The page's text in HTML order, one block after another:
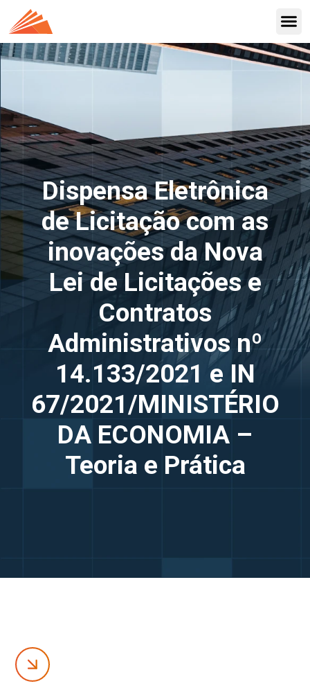
Dispensa Eletrônica
de Licitação com as
inovações da Nova
Lei de Licitações e
Contratos
Administrativos nº
14.133/2021 e IN
67/2021/MINISTÉRIO
DA ECONOMIA –
Teoria e Prática